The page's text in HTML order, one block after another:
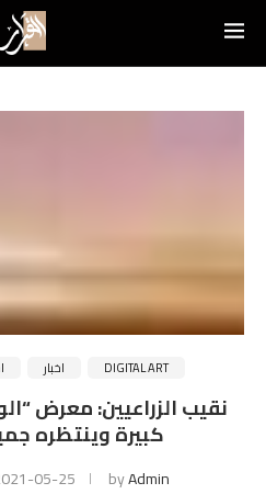
DIGITAL ART اخبار
نقيب الزراعيين: معرض
كبيرة وينتظره
byAdmin
05-25